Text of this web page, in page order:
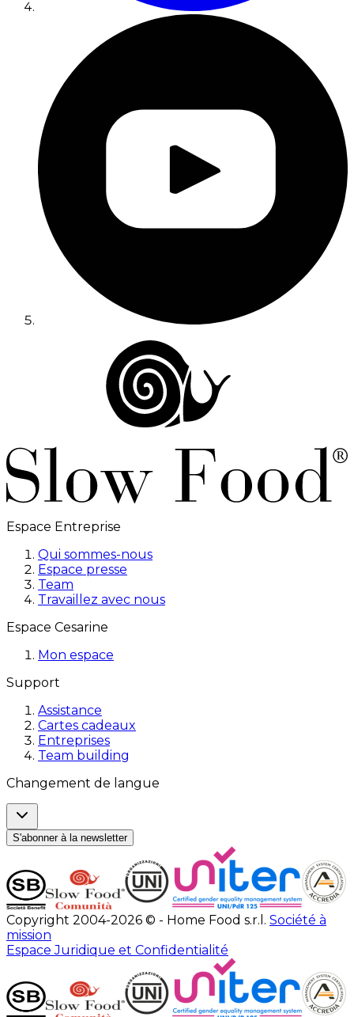
Espace Entreprise
Qui sommes-nous
Espace presse
Team
Travaillez avec nous
Espace Cesarine
Mon espace
Support
Assistance
Cartes cadeaux
Entreprises
Team building
Changement de langue
S'abonner à la newsletter
Copyright 2004-2026 © - Home Food s.r.l. Société à
mission
Espace Juridique et Confidentialité